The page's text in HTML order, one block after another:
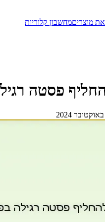
מוצריםמחשבון קלוריות
פסטה